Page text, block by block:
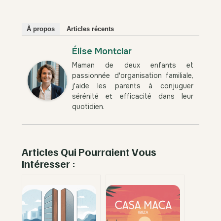
À propos Articles récents
Élise Montclar
Maman de deux enfants et
passionnée d'organisation familiale,
j'aide les parents à conjuguer
sérénité et efficacité dans leur
quotidien.
Articles Qui Pourraient Vous
Intéresser :